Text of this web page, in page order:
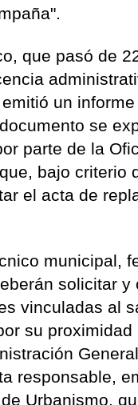
que pasó de
un
se
parte de la
bajo criterio
el acta de
municipal,
solicitar
vinculadas al
su
responsable,
Urbanismo,